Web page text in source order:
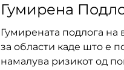
Гумирена
Гумирената подлога на
за области каде што е
намалува ризикот од